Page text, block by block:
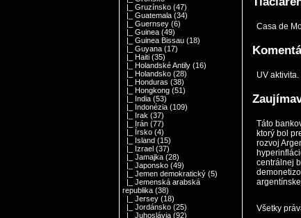
|_ Gruzínsko (47)
|_ Guatemala (34)
|_ Guernsey (6)
|_ Guinea (49)
|_ Guinea Bissau (18)
|_ Guyana (17)
|_ Haiti (35)
|_ Holandské Antily (16)
|_ Holandsko (28)
|_ Honduras (38)
|_ Hongkong (51)
|_ India (53)
|_ Indonézia (109)
|_ Irak (37)
|_ Irán (77)
|_ Írsko (4)
|_ Island (15)
|_ Izrael (37)
|_ Jamajka (28)
|_ Japonsko (49)
|_ Jemen demokratický (5)
|_ Jemenská arabská
republika (38)
|_ Jersey (18)
|_ Jordánsko (25)
|_ Juhoslávia (92)
Casa de
UV aktivita.
Táto
ktorý bol
rozvoj
centrálnej
Všetky